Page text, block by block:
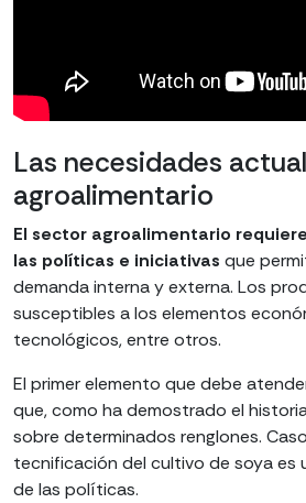
Las necesidades
agroalimentario
El sector agroalimentario
las políticas e iniciativas que
demanda interna y externa. Los
susceptibles a los elementos
tecnológicos, entre otros.
El primer elemento que debe
que, como ha demostrado el
sobre determinados renglones.
tecnificación del cultivo de soya es
de las políticas.